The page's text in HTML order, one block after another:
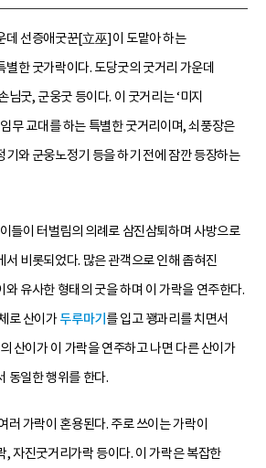
데 선증애굿꾼[立巫]이 도맡아 하는
한 굿가락이다. 도당굿의 굿거리 가운데
님굿, 군웅굿 등이다. 이 굿거리는 ‘미지
무 교대를 하는 특별한 굿거리이며, 쇠풍장은
기와 군웅노정기 등을 하기 전에 잠깐 등장하는
들이 터벌림의 의례로 삼진삼퇴하며 사방으로
비롯되었다. 많은 관객으로 인해 좁혀진
유사한 형태의 굿을 하며 이 가락을 연주한다.
로 산이가두루마기 를 입고 꽹과리를 치면서
산이가 이 가락을 연주하고 나면 다른 산이가
동일한 행위를 한다.
러 가락이 혼용된다. 주로 쓰이는 가락이
, 자진굿거리가락 등이다. 이 가락은 복잡한